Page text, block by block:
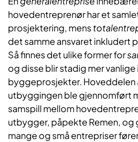
hovedentreprenør har et
prosjektering, mens
det samme ansvaret inkludert
Så finnes det ulike former for
og disse blir stadig mer
byggeprosjekter. Hoveddelen
utbyggingen ble gjennomført
samspill mellom
utbygger, påpekte Remen, og
mange og små entrepriser